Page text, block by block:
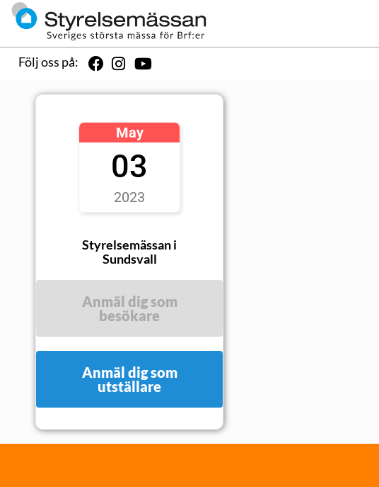
Följ oss på:
May
03
2023
Styrelsemässan i
Sundsvall
Anmäl dig som
besökare
Anmäl dig som
utställare